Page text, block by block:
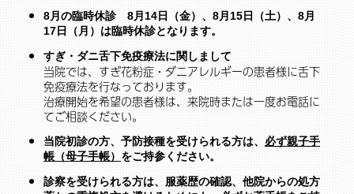
8月の臨時休診 8月14日（金）、8月15日（土）、8月
17日（月）は臨時休診となります。
すぎ・ダニ舌下免疫療法に関しまして
当院では、すぎ花粉症・ダニアレルギーの患者様に舌下
免疫療法を行なっております。
治療開始を希望の患者様は、来院時または一度お電話に
てご相談ください。
当院初診の方、予防接種を受けられる方は、必ず親子手
帳（母子手帳）をご持参ください。
診察を受けられる方は、服薬歴の確認、他院からの処方